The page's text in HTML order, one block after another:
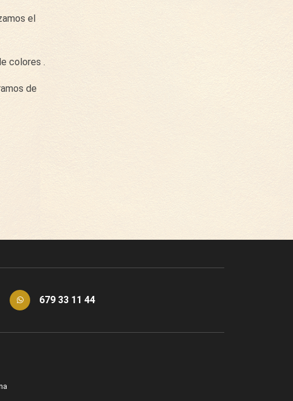
el
colores .
de
679 33 11 44